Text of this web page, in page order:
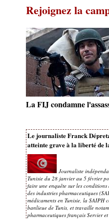
Rejoignez la
La FIJ condamne
Le journaliste Franck
atteinte grave à la liberté de
Journaliste
Tunisie du 28 janvier au 5 février
faire une enquête sur les
des industries pharmaceutiques
médicaments en Tunisie, la SAIPH
banlieue de Tunis, et travaille
pharmaceutiques français Servier